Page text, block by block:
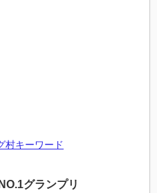
村キーワード
グランプリ